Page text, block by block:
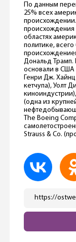
По данным
25% всех
происхождения
областях
политике,
Дональд Трамп.
основали в США
Генри Дж.
кетчупа), Уолт
(одна из
The Boeing
Strauss & Co.